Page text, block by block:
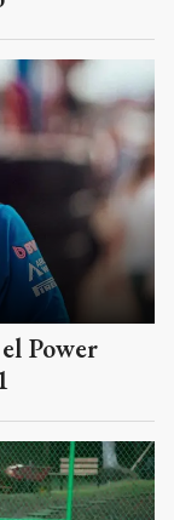
Power